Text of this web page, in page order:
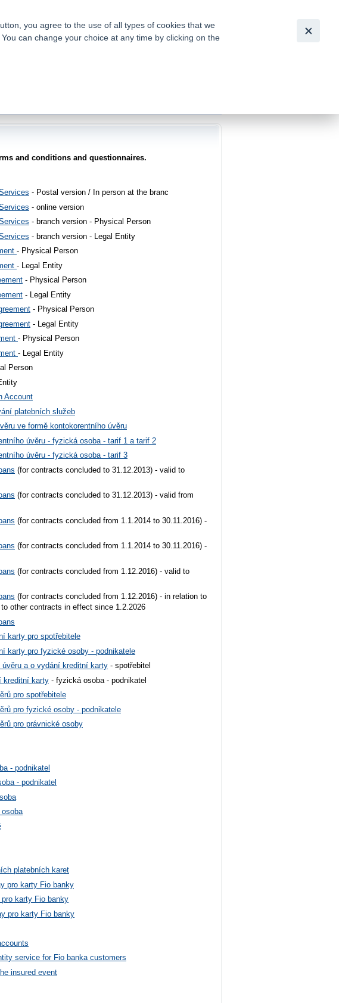
that stands out for
and adept facilitation of
and conditions and questionnaires.
- Postal version / In person at the branc
- online version
- branch version - Physical Person
- branch version - Legal Entity
- Physical Person
- Legal Entity
- Physical Person
- Legal Entity
- Physical Person
- Legal Entity
- Physical Person
- Legal Entity
Person
Account
platebních služeb
ve formě kontokorentního úvěru
úvěru - fyzická osoba - tarif 1 a tarif 2
úvěru - fyzická osoba - tarif 3
(for contracts concluded to 31.12.2013) - valid to
(for contracts concluded to 31.12.2013) - valid from
(for contracts concluded from 1.1.2014 to 30.11.2016) -
(for contracts concluded from 1.1.2014 to 30.11.2016) -
(for contracts concluded from 1.12.2016) - valid to
(for contracts concluded from 1.12.2016) - in relation to
other contracts in effect since 1.2.2026
karty pro spotřebitele
karty pro fyzické osoby - podnikatele
a o vydání kreditní karty - spotřebitel
kreditní karty - fyzická osoba - podnikatel
pro spotřebitele
pro fyzické osoby - podnikatele
pro právnické osoby
- podnikatel
- podnikatel
platebních karet
pro karty Fio banky
karty Fio banky
pro karty Fio banky
service for Fio banka customers
insured event
you agree to the use of all types of cookies that we
can change your choice at any time by clicking on the